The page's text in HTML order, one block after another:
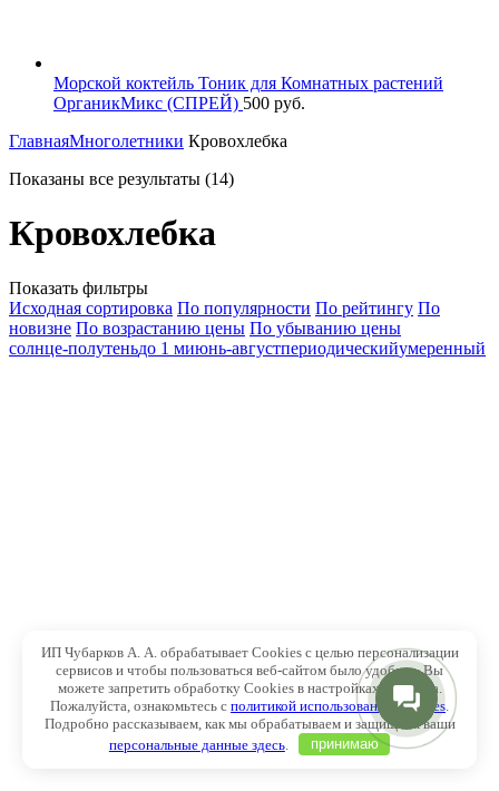
Морской коктейль Тоник для Комнатных растений
ОрганикМикс (СПРЕЙ) 500 руб.
ГлавнаяМноголетники Кровохлебка
Показаны все результаты (14)
Кровохлебка
Показать фильтры
Исходная сортировка По популярности По рейтингу По
новизне По возрастанию цены По убыванию цены
солнце-полутеньдо 1 миюнь-августпериодическийумеренный
ИП Чубарков А. А. обрабатывает Cookies с целью персонализации
сервисов и чтобы пользоваться веб-сайтом было удобнее. Вы
можете запретить обработку Cookies в настройках браузера.
Пожалуйста, ознакомьтесь с политикой использования Cookies
Подробно рассказываем, как мы обрабатываем и защищаем ваши
персональные данные здесь. принимаю